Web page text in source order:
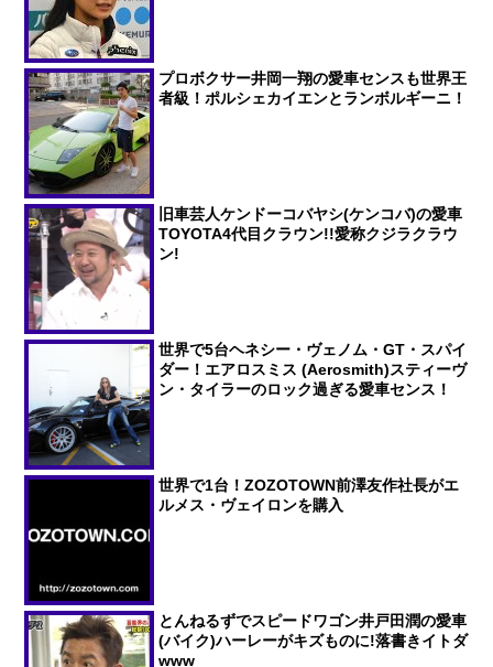
プロボクサー井岡一翔の愛車センスも世界王
者級！ポルシェカイエンとランボルギーニ！
旧車芸人ケンドーコバヤシ(ケンコバ)の愛車
TOYOTA4代目クラウン!!愛称クジラクラウ
ン!
世界で5台ヘネシー・ヴェノム・GT・スパイ
ダー！エアロスミス (Aerosmith)スティーヴ
ン・タイラーのロック過ぎる愛車センス！
世界で1台！ZOZOTOWN前澤友作社長がエ
ルメス・ヴェイロンを購入
とんねるずでスピードワゴン井戸田潤の愛車
(バイク)ハーレーがキズものに!落書きイトダ
www